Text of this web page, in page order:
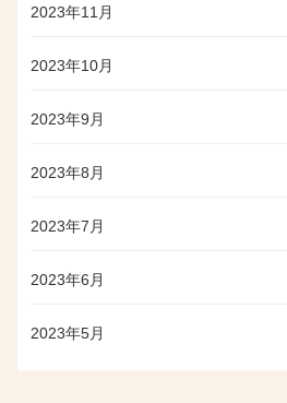
2023年11月
2023年10月
2023年9月
2023年8月
2023年7月
2023年6月
2023年5月